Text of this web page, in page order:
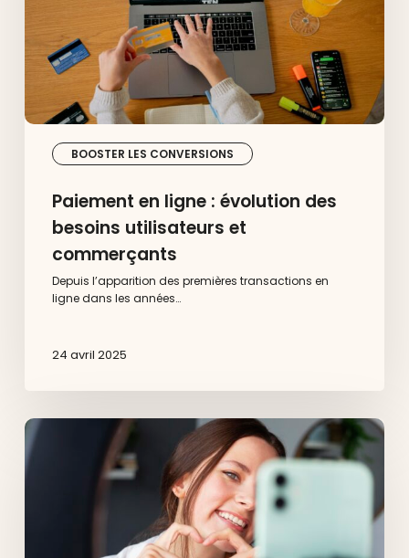
BOOSTER LES CONVERSIONS
commerçants
Paiement en ligne : évolution des
besoins utilisateurs et
commerçants
Depuis l’apparition des premières transactions en
ligne dans les années…
24 avril 2025
Comment
déployer
une
stratégie